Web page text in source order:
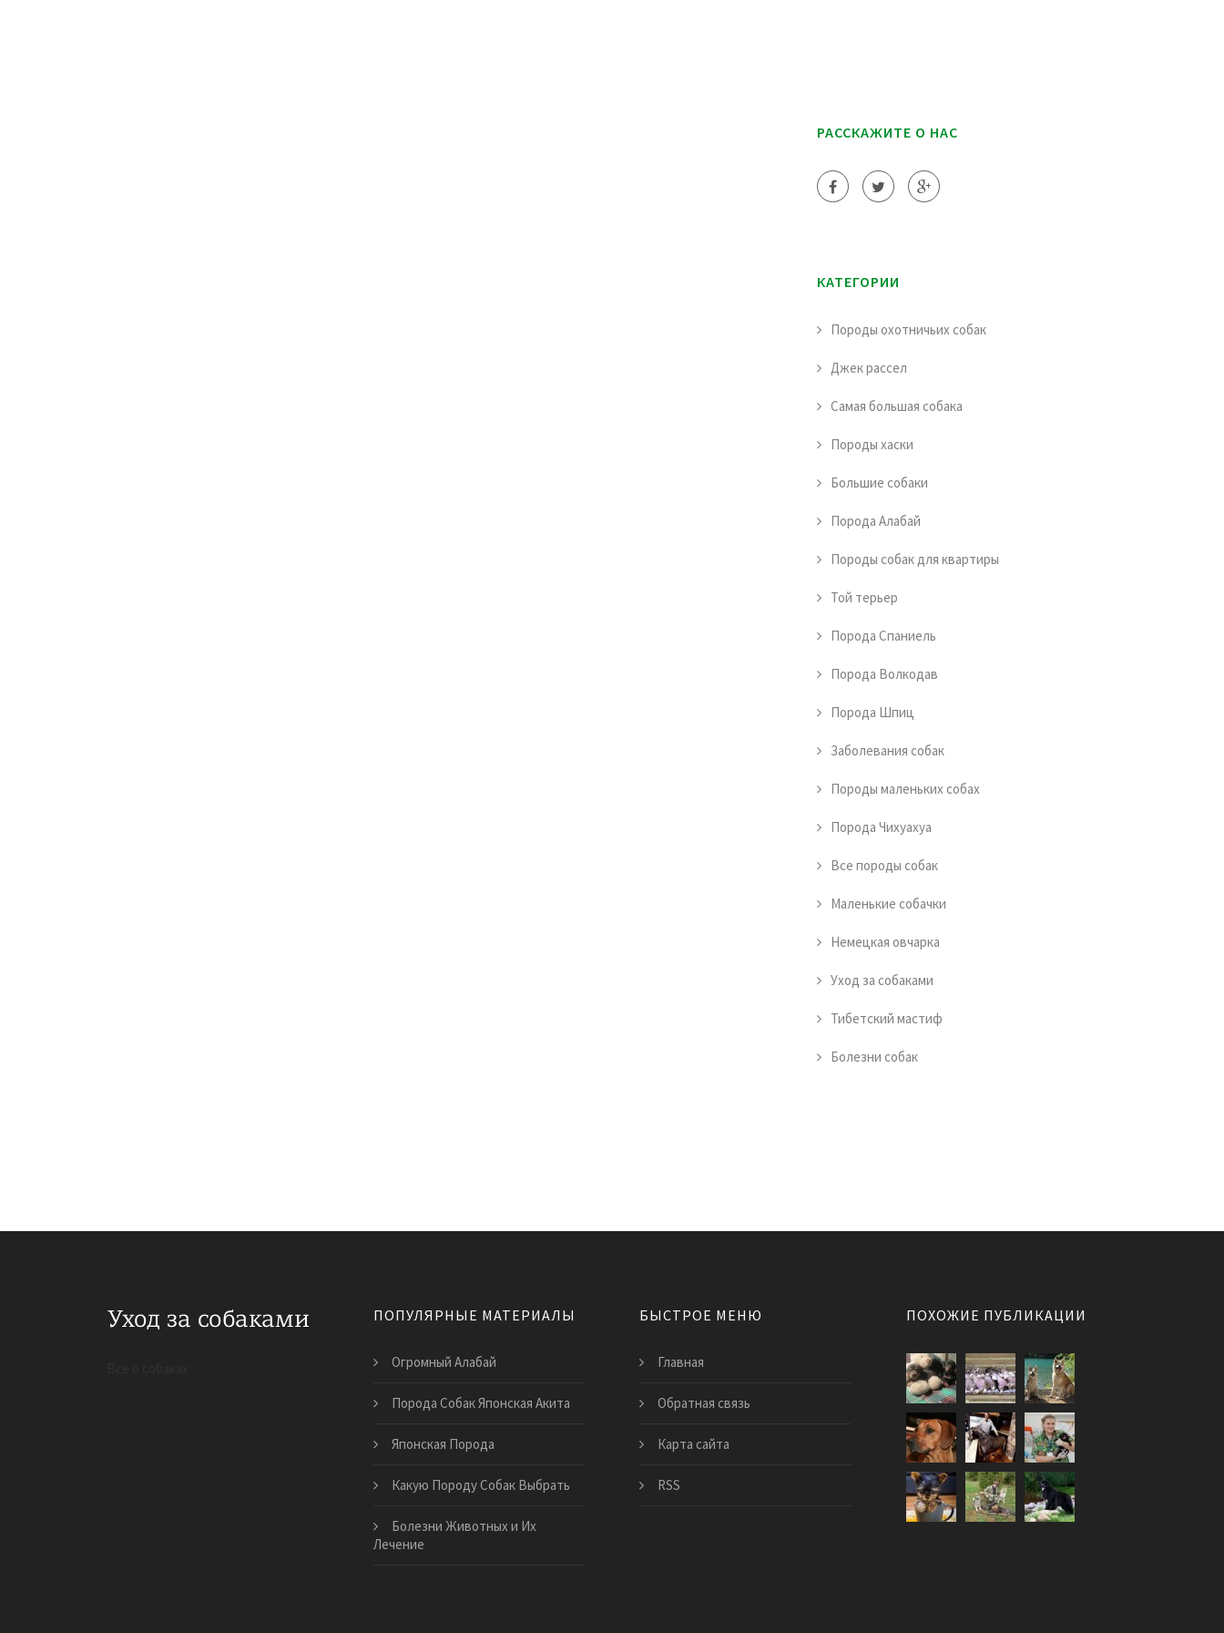
РАССКАЖИТЕ О НАС
КАТЕГОРИИ
Породы охотничьих собак
Джек рассел
Самая большая собака
Породы хаски
Большие собаки
Порода Алабай
Породы собак для квартиры
Той терьер
Порода Спаниель
Порода Волкодав
Порода Шпиц
Заболевания собак
Породы маленьких собах
Порода Чихуахуа
Все породы собак
Маленькие собачки
Немецкая овчарка
Уход за собаками
Тибетский мастиф
Болезни собак
ПОПУЛЯРНЫЕ МАТЕРИАЛЫ
Огромный Алабай
Порода Собак Японская Акита
Японская Порода
Какую Породу Собак Выбрать
Болезни Животных и Их
Лечение
БЫСТРОЕ МЕНЮ
Главная
Обратная связь
Карта сайта
RSS
ПОХОЖИЕ ПУБЛИКАЦИИ